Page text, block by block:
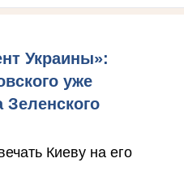
Украины»:
уже
Киеву на его